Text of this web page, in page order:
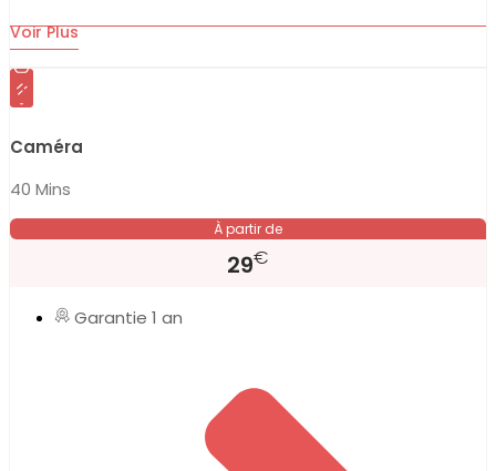
Voir Plus
Caméra
40 Mins
À partir de
29€
Garantie 1 an